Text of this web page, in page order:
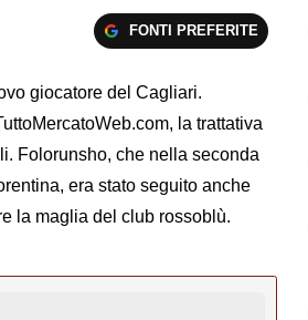
FONTI PREFERITE
giocatore del Cagliari.
la trattativa
Folorunsho, che nella seconda
era stato seguito anche
la maglia del club rossoblù.